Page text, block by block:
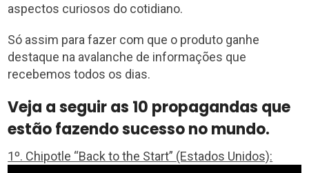
aspectos curiosos do cotidiano.
Só assim para fazer com que o produto ganhe
destaque na avalanche de informações que
recebemos todos os dias.
Veja a seguir as 10 propagandas que
estão fazendo sucesso no mundo.
1º. Chipotle “Back to the Start” (Estados Unidos):